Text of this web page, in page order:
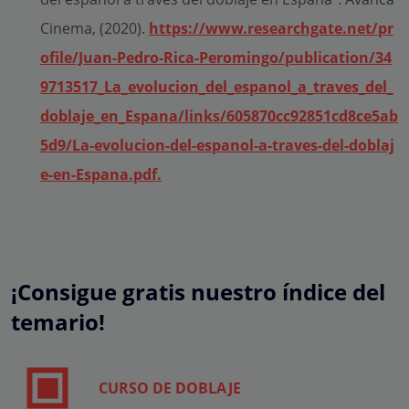
Cinema, (2020). https://www.researchgate.net/pr
ofile/Juan-Pedro-Rica-Peromingo/publication/34
9713517_La_evolucion_del_espanol_a_traves_del_
doblaje_en_Espana/links/605870cc92851cd8ce5ab
5d9/La-evolucion-del-espanol-a-traves-del-doblaj
e-en-Espana.pdf.
¡Consigue gratis nuestro índice del
temario!
CURSO DE DOBLAJE